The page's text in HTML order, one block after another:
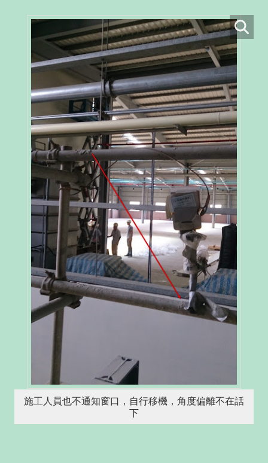
施工人員也不通知窗口，自行移機，角度偏離不在話
下